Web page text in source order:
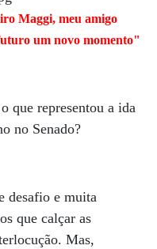
Maggi, meu amigo
um novo momento"
que representou a ida
no Senado?
desafio e muita
que calçar as
Mas,